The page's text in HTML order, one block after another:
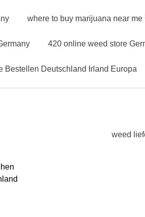
where to buy marijuana near me
420 online weed store
Bestellen Deutschland Irland Europa
weed